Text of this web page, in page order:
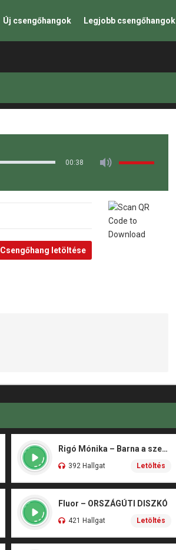
Új csengőhangok Legjobb csengőhangok
00:38
Csengőhang letöltése
Rigó Mónika – Barna a szeme
392 Hallgat Letöltés
Fluor – ORSZÁGÚTI DISZKÓ
421 Hallgat Letöltés